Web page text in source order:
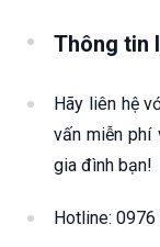
Thông tin
Hãy liên hệ
vấn miễn phí
gia đình bạn!
Hotline: